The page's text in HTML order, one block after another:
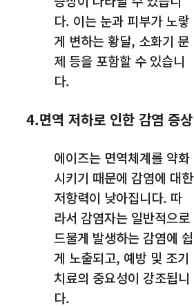
다. 이는 눈과 피부가 노랗
게 변하는 황달, 소화기 문
제 등을 포함할 수 있습니
다.
4.면역 저하로 인한 감염 증상
에이즈는 면역체계를 약화
시키기 때문에 감염에 대한
저항력이 낮아집니다. 따
라서 감염자는 일반적으로
드물게 발생하는 감염에 쉽
게 노출되고, 예방 및 조기
치료의 중요성이 강조됩니
다.